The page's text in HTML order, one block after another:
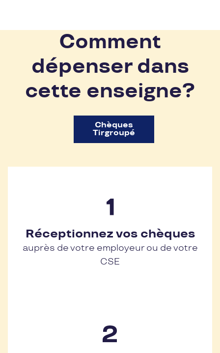
Comment
dépenser dans
cette enseigne?
Chèques
Tirgroupé
Réceptionnez vos chèques
auprès de votre employeur ou de votre
CSE